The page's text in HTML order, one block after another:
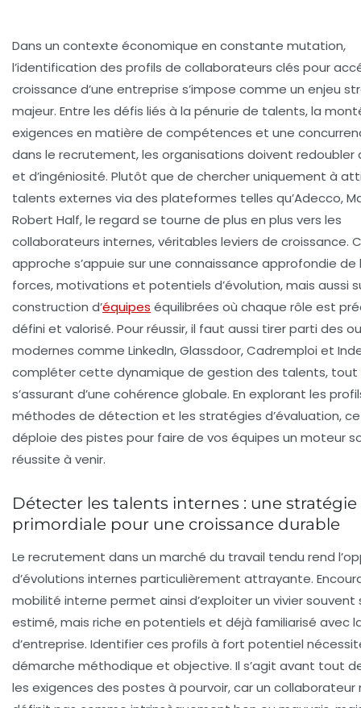
Dans un contexte économique en constante mutation,
l’identification des profils de collaborateurs clés pour
croissance d’une entreprise s’impose comme un enjeu
majeur. Entre les défis liés à la pénurie de talents, la
exigences en matière de compétences et une
dans le recrutement, les organisations doivent redoubler
et d’ingéniosité. Plutôt que de chercher uniquement à
talents externes via des plateformes telles qu’Adecco,
Robert Half, le regard se tourne de plus en plus vers les
collaborateurs internes, véritables leviers de croissance.
approche s’appuie sur une connaissance approfondie de
forces, motivations et potentiels d’évolution, mais aussi
construction d’équipes équilibrées où chaque rôle est
défini et valorisé. Pour réussir, il faut aussi tirer parti des
modernes comme LinkedIn, Glassdoor, Cadremploi et
compléter cette dynamique de gestion des talents, tout
s’assurant d’une cohérence globale. En explorant les
méthodes de détection et les stratégies d’évaluation,
déploie des pistes pour faire de vos équipes un moteur
réussite à venir.
Détecter les talents internes : une stratégie
primordiale pour une croissance durable
Le recrutement dans un marché du travail tendu rend
d’évolutions internes particulièrement attrayante.
mobilité interne permet ainsi d’exploiter un vivier souvent
estimé, mais riche en potentiels et déjà familiarisé avec
d’entreprise. Identifier ces profils à fort potentiel
démarche méthodique et objective. Il s’agit avant tout
les exigences des postes à pourvoir, car un collaborateur